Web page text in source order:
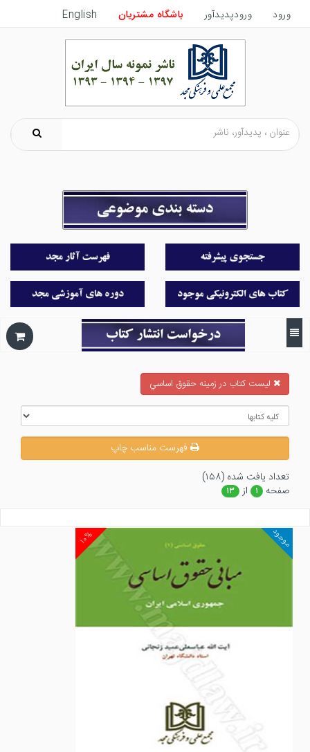
ورود ورودپدیدآور باشگاه مشتریان English
ليست كتاب در زمينه حقوق اساسي
فهرست مناسب چاپ
تعداد يافت شده (۱۵۸)
صفحه
۱ از ۱۳
۱۰% موجود